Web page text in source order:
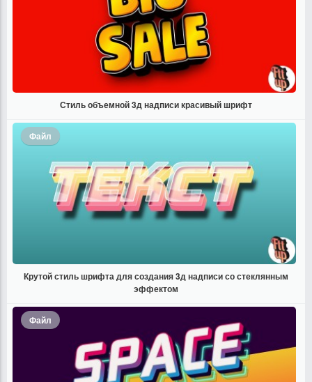
Стиль объемной 3д надписи красивый шрифт
Файл
Крутой стиль шрифта для создания 3д надписи со стеклянным
эффектом
Файл